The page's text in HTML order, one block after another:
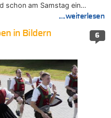
schon am Samstag ein…
....weiterlesen
6
in Bildern